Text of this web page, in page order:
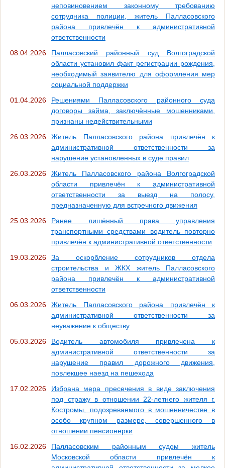
неповиновением законному требованию
сотрудника полиции, житель Палласовского
района привлечён к административной
ответственности
08.04.2026
Палласовский районный суд Волгоградской
области установил факт регистрации рождения,
необходимый заявителю для оформления мер
социальной поддержки
01.04.2026
Решениями Палласовского районного суда
договоры займа, заключённые мошенниками,
признаны недействительными
26.03.2026
Житель Палласовского района привлечён к
административной ответственности за
нарушение установленных в суде правил
26.03.2026
Житель Палласовского района Волгоградской
области привлечён к административной
ответственности за выезд на полосу,
предназначенную для встречного движения
25.03.2026
Ранее лишённый права управления
транспортными средствами водитель повторно
привлечён к административной ответственности
19.03.2026
За оскорбление сотрудников отдела
строительства и ЖКХ житель Палласовского
района привлечён к административной
ответственности
06.03.2026
Житель Палласовского района привлечён к
административной ответственности за
неуважение к обществу
05.03.2026
Водитель автомобиля привлечена к
административной ответственности за
нарушение правил дорожного движения,
повлекшее наезд на пешехода
17.02.2026
Избрана мера пресечения в виде заключения
под стражу в отношении 22-летнего жителя г.
Костромы, подозреваемого в мошенничестве в
особо крупном размере, совершенного в
отношении пенсионерки
16.02.2026
Палласовским районным судом житель
Московской области привлечён к